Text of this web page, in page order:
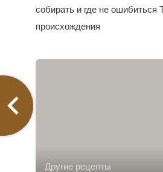
собирать и где не ошибиться
происхождения
Другие рецепты